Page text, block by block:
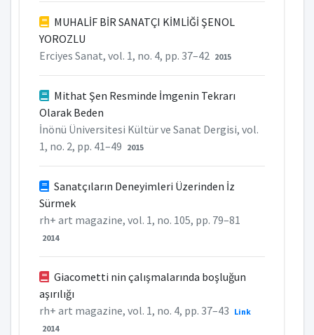
MUHALİF BİR SANATÇI KİMLİĞİ ŞENOL
YOROZLU
Erciyes Sanat, vol. 1, no. 4, pp. 37–42 2015
Mithat Şen Resminde İmgenin Tekrarı
Olarak Beden
İnönü Üniversitesi Kültür ve Sanat Dergisi, vol.
1, no. 2, pp. 41–49 2015
Sanatçıların Deneyimleri Üzerinden İz
Sürmek
rh+ art magazine, vol. 1, no. 105, pp. 79–81
2014
Giacometti nin çalışmalarında boşluğun
aşırılığı
rh+ art magazine, vol. 1, no. 4, pp. 37–43 Link
2014